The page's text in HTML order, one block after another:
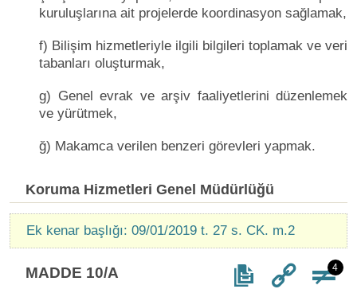
kuruluşlarına ait projelerde koordinasyon sağlamak,
f) Bilişim hizmetleriyle ilgili bilgileri toplamak ve veri
tabanları oluşturmak,
g) Genel evrak ve arşiv faaliyetlerini düzenlemek
ve yürütmek,
ğ) Makamca verilen benzeri görevleri yapmak.
Koruma Hizmetleri Genel Müdürlüğü
Ek kenar başlığı: 09/01/2019 t. 27 s. CK. m.2
MADDE 10/A 4